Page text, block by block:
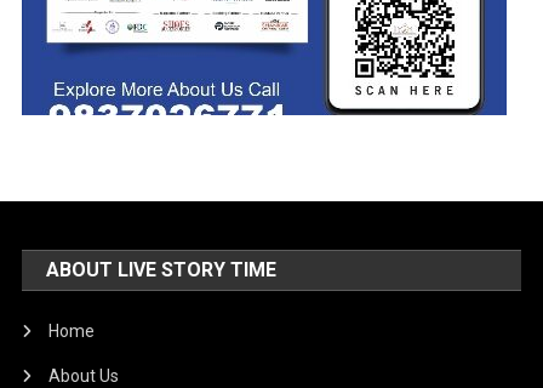
ABOUT LIVE STORY TIME
Home
About Us